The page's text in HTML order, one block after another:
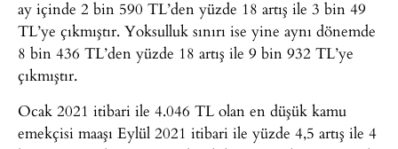
ay içinde 2 bin 590 TL’den yüzde 18 artış ile 3 bin 49
TL’ye çıkmıştır. Yoksulluk sınırı ise yine aynı dönemde
8 bin 436 TL’den yüzde 18 artış ile 9 bin 932 TL’ye
çıkmıştır.
Ocak 2021 itibari ile 4.046 TL olan en düşük kamu
emekçisi maaşı Eylül 2021 itibari ile yüzde 4,5 artış ile 4